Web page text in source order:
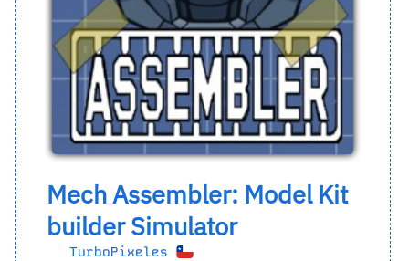
Mech Assembler: Model Kit
builder Simulator
TurboPixeles